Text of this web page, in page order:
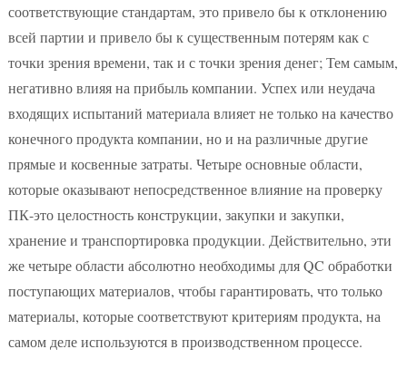
соответствующие стандартам, это привело бы к отклонению
всей партии и привело бы к существенным потерям как с
точки зрения времени, так и с точки зрения денег; Тем самым,
негативно влияя на прибыль компании. Успех или неудача
входящих испытаний материала влияет не только на качество
конечного продукта компании, но и на различные другие
прямые и косвенные затраты. Четыре основные области,
которые оказывают непосредственное влияние на проверку
ПК-это целостность конструкции, закупки и закупки,
хранение и транспортировка продукции. Действительно, эти
же четыре области абсолютно необходимы для QC обработки
поступающих материалов, чтобы гарантировать, что только
материалы, которые соответствуют критериям продукта, на
самом деле используются в производственном процессе.